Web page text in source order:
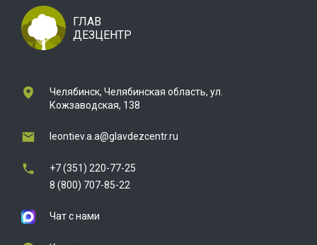
ГЛАВ
ДЕЗЦЕНТР
Челябинск, Челябинская область, ул.
Кожзаводская, 138
leontiev.a.a@glavdezcentr.ru
+7 (351) 220-77-25
8 (800) 707-85-22
Чат с нами